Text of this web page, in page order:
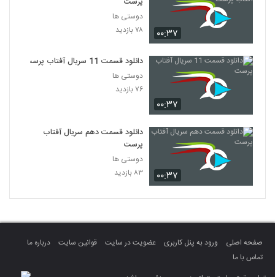
۰۰:۳۷
دوستی ها
۷۸ بازدید
۰۰:۳۷
دانلود قسمت 11 سریال آفتاب پرست
دوستی ها
۷۶ بازدید
۰۰:۳۷
دانلود قسمت دهم سریال آفتاب
پرست
دوستی ها
۸۳ بازدید
صفحه اصلی ورود به پنل کاربری عضویت در سایت قوانین سایت
درباره ما
تماس با ما